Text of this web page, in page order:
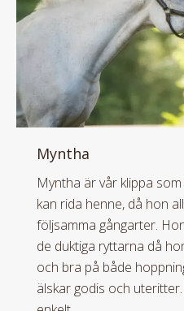
Myntha
Myntha är vår klippa
kan rida henne, då hon
följsamma gångarter.
de duktiga ryttarna då
och bra på både
älskar godis och